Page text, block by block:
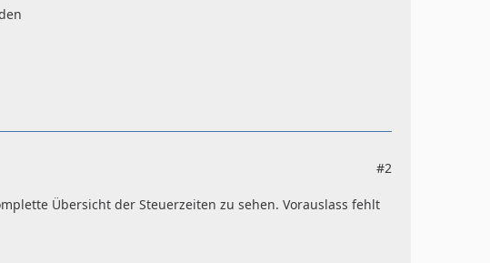
#2
Übersicht der Steuerzeiten zu sehen. Vorauslass fehlt